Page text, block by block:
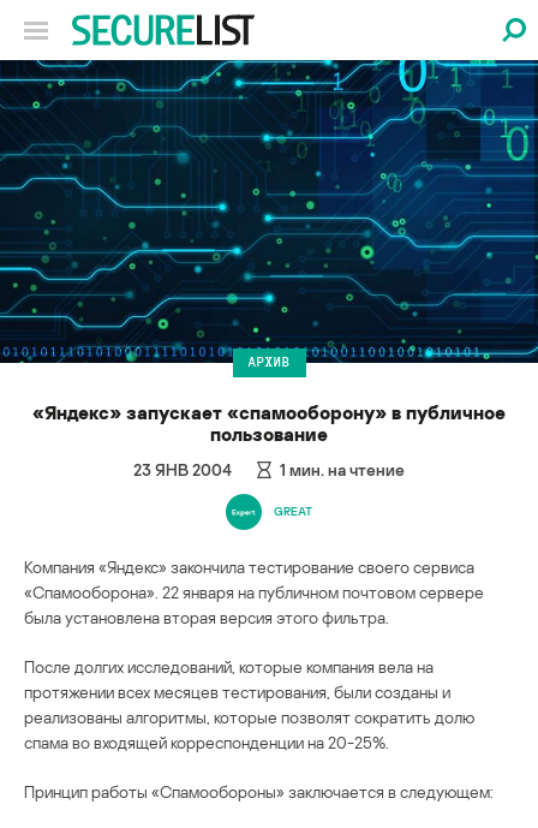
АРХИВ
«Яндекс» запускает «спамооборону» в публичное
пользование
23 ЯНВ 2004 1 мин. на чтение
GREAT
Компания «Яндекс» закончила тестирование своего сервиса
«Спамооборона». 22 января на публичном почтовом сервере
была установлена вторая версия этого фильтра.
После долгих исследований, которые компания вела на
протяжении всех месяцев тестирования, были созданы и
реализованы алгоритмы, которые позволят сократить долю
спама во входящей корреспонденции на 20-25%.
Принцип работы «Спамообороны» заключается в следующем: